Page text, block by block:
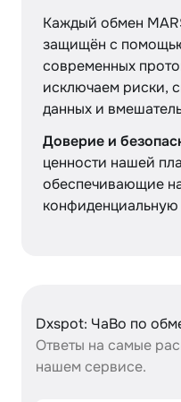
Каждый обмен
защищён с
современных
исключаем риски,
данных и
Доверие и
ценности нашей
обеспечивающие
Dxspot: ЧаВо по
Ответы на самые
нашем сервисе.